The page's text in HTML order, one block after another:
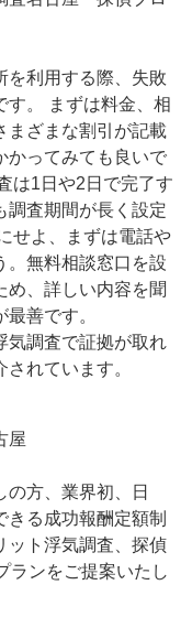
を利用する際、失敗
す。 まずは料金、相
まざまな割引が記載
かってみても良いで
は1日や2日で完了す
調査期間が長く設定
せよ、まずは電話や
。無料相談窓口を設
め、詳しい内容を聞
善です。
気調査で証拠が取れ
れています。
屋
方、業界初、日
る成功報酬定額制
ット浮気調査、探偵
ランをご提案いたし